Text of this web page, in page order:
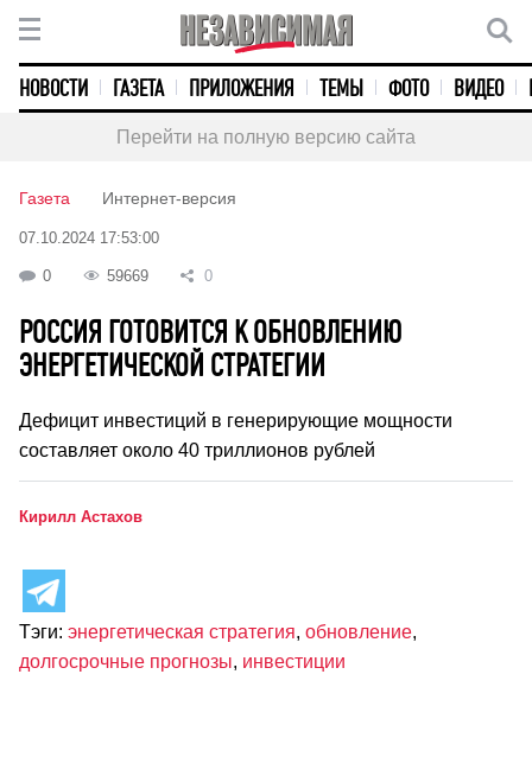
НОВОСТИ ГАЗЕТА ПРИЛОЖЕНИЯ ТЕМЫ ФОТО ВИДЕО
Перейти на полную версию сайта
Газета Интернет-версия
07.10.2024 17:53:00
0 59669 0
РОССИЯ ГОТОВИТСЯ К ОБНОВЛЕНИЮ
ЭНЕРГЕТИЧЕСКОЙ СТРАТЕГИИ
Дефицит инвестиций в генерирующие мощности
составляет около 40 триллионов рублей
Кирилл Астахов
Тэги: энергетическая стратегия, обновление,
долгосрочные прогнозы, инвестиции